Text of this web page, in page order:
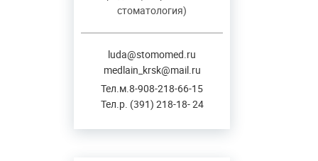
стоматология)
luda@stomomed.ru
medlain_krsk@mail.ru
Тел.м.8-908-218-66-15
Тел.р. (391) 218-18- 24